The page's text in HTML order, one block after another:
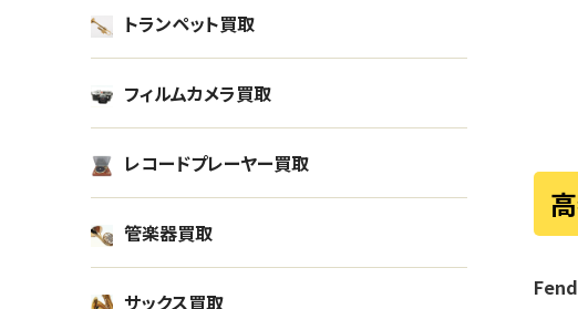
トランペット買取
フィルムカメラ買取
レコードプレーヤー買取
管楽器買取
サックス買取